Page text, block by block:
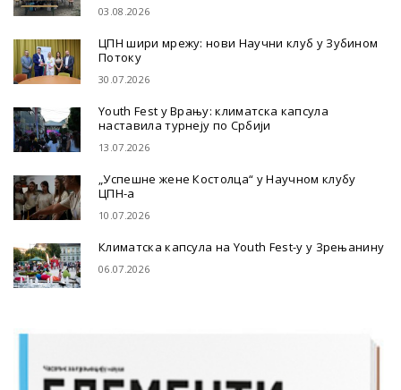
03.08.2026
ЦПН шири мрежу: нови Научни клуб у Зубином
Потоку
30.07.2026
Youth Fest у Врању: климатска капсула
наставила турнеју по Србији
13.07.2026
„Успешне жене Костолца“ у Научном клубу
ЦПН-а
10.07.2026
Климатска капсула на Youth Fest-у у Зрењанину
06.07.2026